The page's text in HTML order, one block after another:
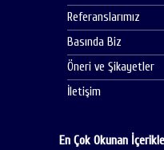
Referanslarımız
Basında Biz
Öneri ve Şikayetler
İletişim
En Çok Okunan